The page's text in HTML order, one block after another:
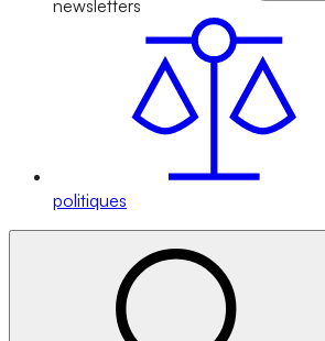
newsletters
politiques